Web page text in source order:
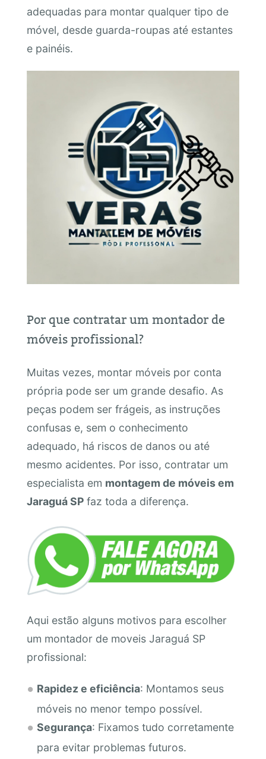
adequadas para montar qualquer tipo de
móvel, desde guarda-roupas até estantes
e painéis.
Por que contratar um montador de
móveis profissional?
Muitas vezes, montar móveis por conta
própria pode ser um grande desafio. As
peças podem ser frágeis, as instruções
confusas e, sem o conhecimento
adequado, há riscos de danos ou até
mesmo acidentes. Por isso, contratar um
especialista em montagem de móveis em
Jaraguá SPfaz toda a diferença.
Aqui estão alguns motivos para escolher
um montador de moveis Jaraguá SP
profissional:
Rapidez e eficiência: Montamos seus
móveis no menor tempo possível.
Segurança: Fixamos tudo corretamente
para evitar problemas futuros.